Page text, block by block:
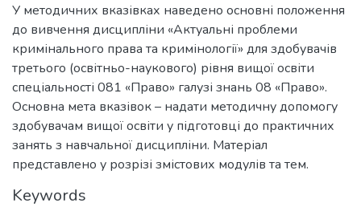
У методичних вказівках наведено основні положення
до вивчення дисципліни «Актуальні проблеми
кримінального права та кримінології» для здобувачів
третього (освітньо-наукового) рівня вищої освіти
спеціальності 081 «Право» галузі знань 08 «Право».
Основна мета вказівок – надати методичну допомогу
здобувачам вищої освіти у підготовці до практичних
занять з навчальної дисципліни. Матеріал
представлено у розрізі змістових модулів та тем.
Keywords